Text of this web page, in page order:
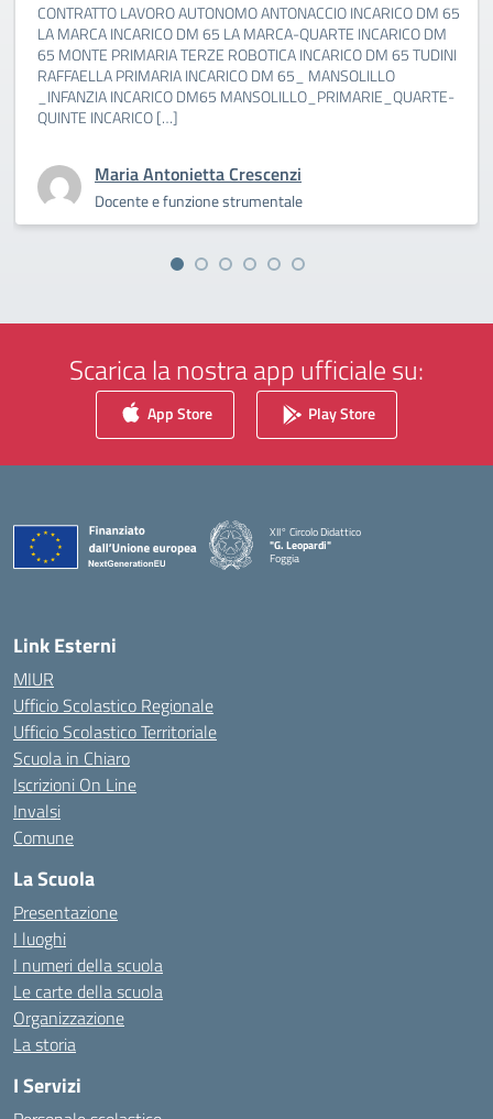
CONTRATTO LAVORO AUTONOMO ANTONACCIO INCARICO DM 65
LA MARCA INCARICO DM 65 LA MARCA-QUARTE INCARICO DM
65 MONTE PRIMARIA TERZE ROBOTICA INCARICO DM 65 TUDINI
RAFFAELLA PRIMARIA INCARICO DM 65_ MANSOLILLO
_INFANZIA INCARICO DM65 MANSOLILLO_PRIMARIE_QUARTE-
QUINTE INCARICO […]
Maria Antonietta Crescenzi
Docente e funzione strumentale
Scarica la nostra app ufficiale su:
App Store Play Store
XII° Circolo Didattico
"G. Leopardi"
Foggia
— Visita la pagina iniziale della scuola
Link Esterni
MIUR
Ufficio Scolastico Regionale
Ufficio Scolastico Territoriale
Scuola in Chiaro
Iscrizioni On Line
Invalsi
Comune
La Scuola
Presentazione
I luoghi
I numeri della scuola
Le carte della scuola
Organizzazione
La storia
I Servizi